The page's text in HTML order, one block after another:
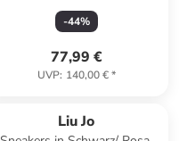
-44%
77,99 €
UVP: 140,00 €*
Liu Jo